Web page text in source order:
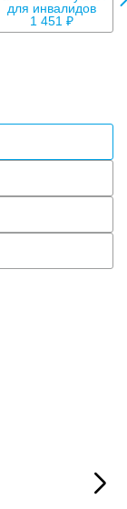
1 451 ₽